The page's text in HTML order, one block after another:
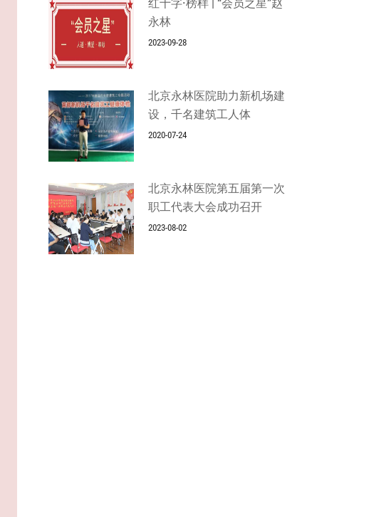
红十字·榜样 | “会员之星”赵
永林
2023-09-28
北京永林医院助力新机场建
设，千名建筑工人体
2020-07-24
北京永林医院第五届第一次
职工代表大会成功召开
2023-08-02